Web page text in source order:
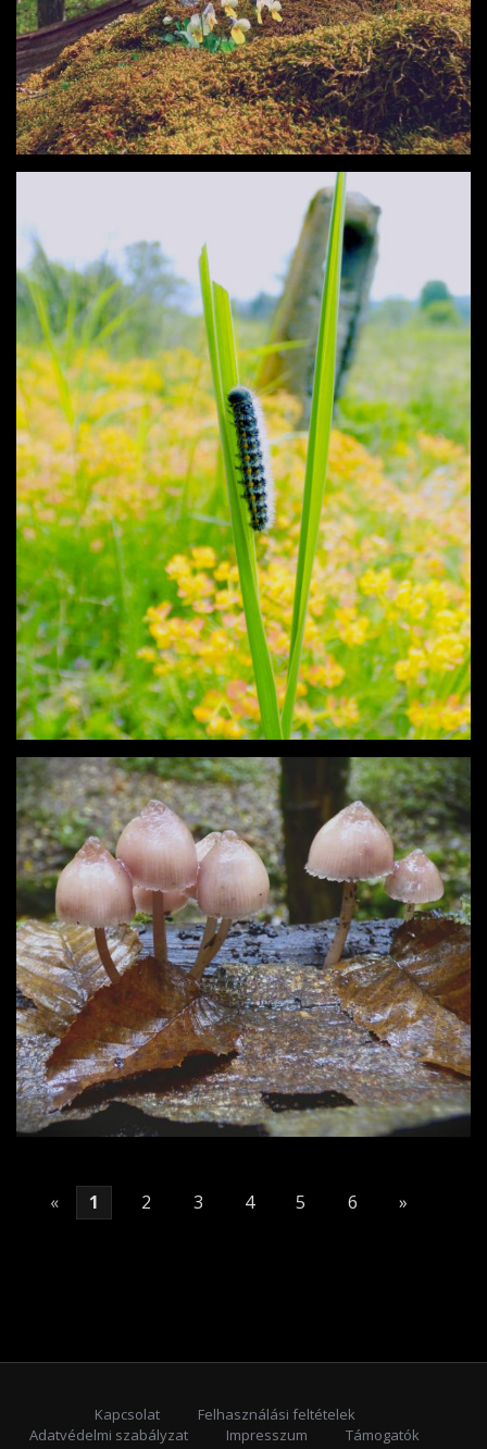
« 1 2 3 4 5 6 »
Kapcsolat
Felhasználási feltételek
Adatvédelmi szabályzat
Impresszum Támogatók